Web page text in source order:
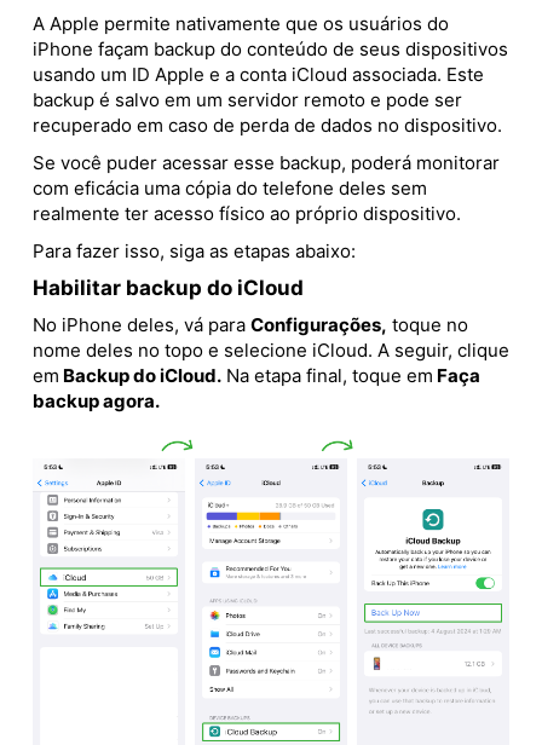
A Apple permite nativamente que os usuários do
iPhone façam backup do conteúdo de seus dispositivos
usando um ID Apple e a conta iCloud associada. Este
backup é salvo em um servidor remoto e pode ser
recuperado em caso de perda de dados no dispositivo.
Se você puder acessar esse backup, poderá monitorar
com eficácia uma cópia do telefone deles sem
realmente ter acesso físico ao próprio dispositivo.
Para fazer isso, siga as etapas abaixo:
Habilitar backup do iCloud
No iPhone deles, vá para Configurações, toque no
nome deles no topo e selecione iCloud. A seguir, clique
em Backup do iCloud. Na etapa final, toque em Faça
backup agora.